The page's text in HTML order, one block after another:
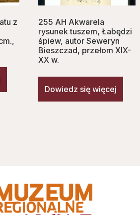
z
255 AH Akwarela
rysunek tuszem, Łabędzi
śpiew, autor Seweryn
Bieszczad, przełom XIX-
XX w.
Dowiedz się więcej